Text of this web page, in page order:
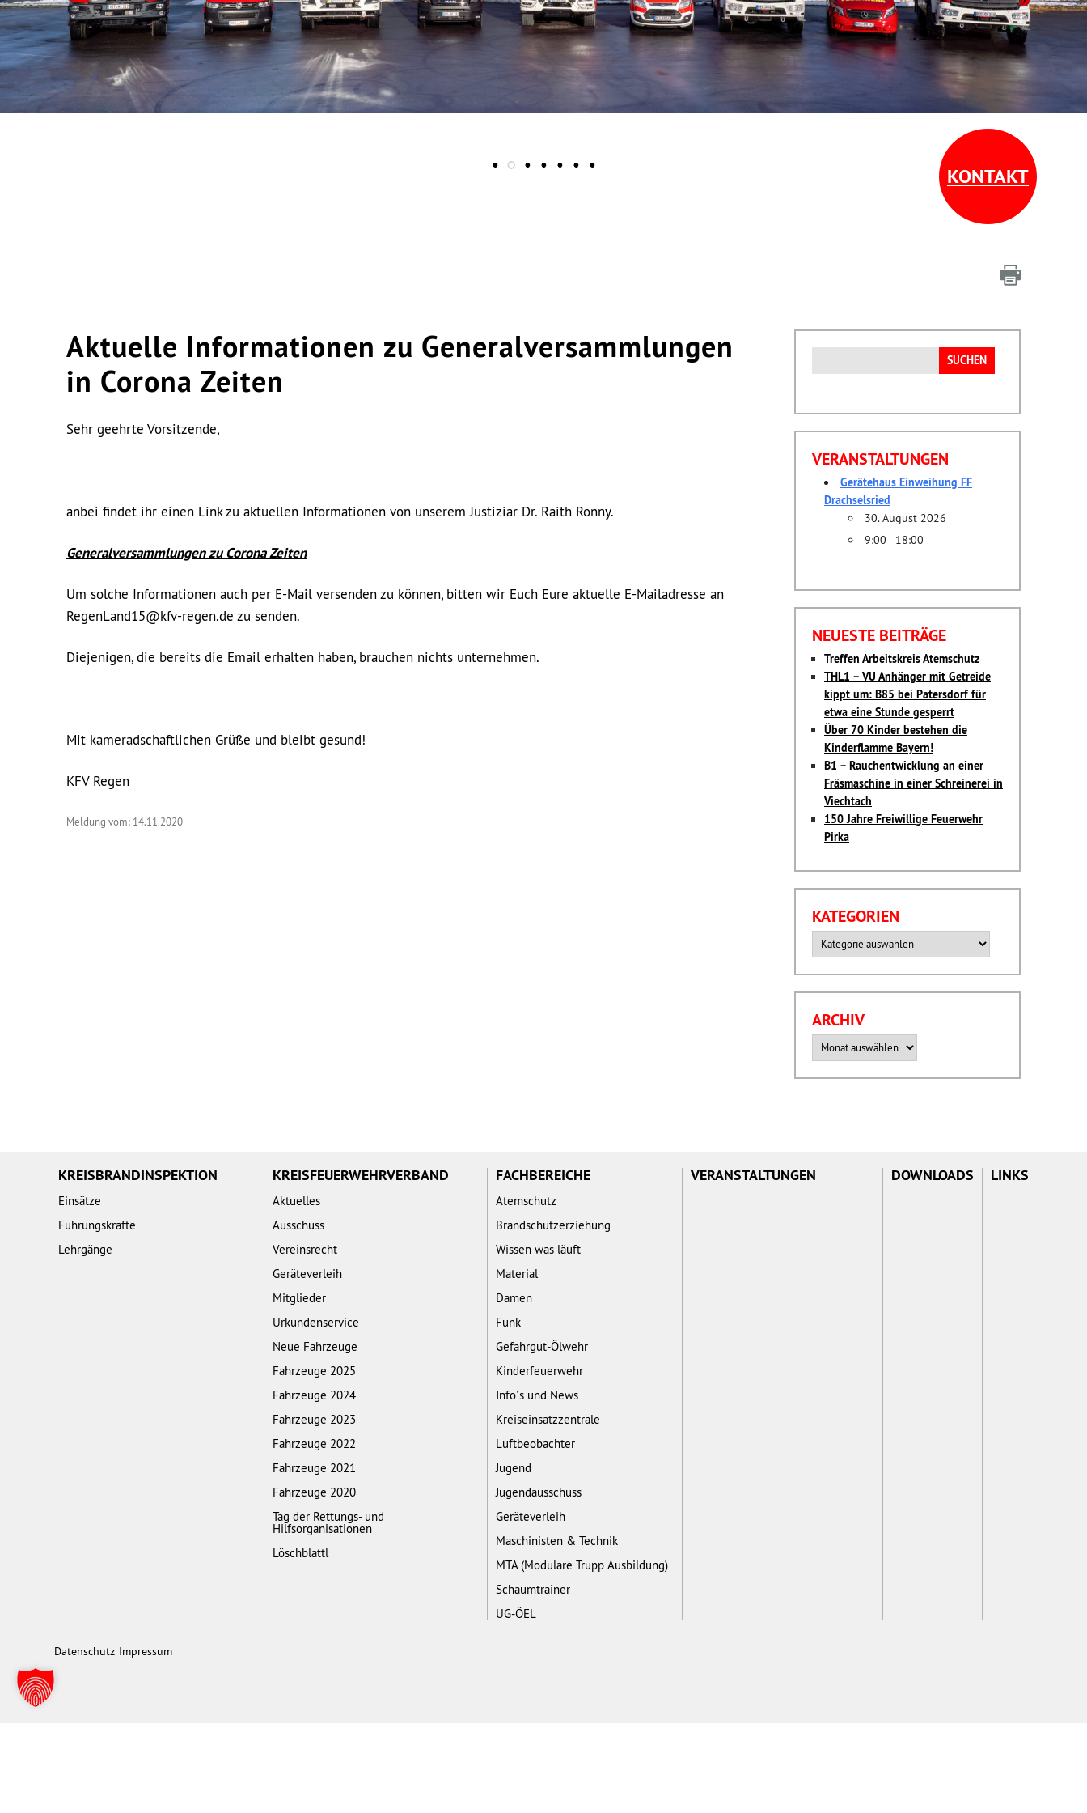
KONTAKT
Aktuelle Informationen zu Generalversammlungen
in Corona Zeiten
Sehr geehrte Vorsitzende,
anbei findet ihr einen Link zu aktuellen Informationen von unserem Justiziar Dr. Raith Ronny.
Generalversammlungen zu Corona Zeiten
Um solche Informationen auch per E-Mail versenden zu können, bitten wir Euch Eure aktuelle E-Mailadresse an
RegenLand15@kfv-regen.de zu senden.
Diejenigen, die bereits die Email erhalten haben, brauchen nichts unternehmen.
Mit kameradschaftlichen Grüße und bleibt gesund!
KFV Regen
Meldung vom: 14.11.2020
nach:
VERANSTALTUNGEN
Gerätehaus Einweihung FF
Drachselsried
30. August 2026
9:00 - 18:00
NEUESTE BEITRÄGE
Treffen Arbeitskreis Atemschutz
THL1 – VU Anhänger mit Getreide
kippt um: B85 bei Patersdorf für
etwa eine Stunde gesperrt
Über 70 Kinder bestehen die
Kinderflamme Bayern!
B1 – Rauchentwicklung an einer
Fräsmaschine in einer Schreinerei in
Viechtach
150 Jahre Freiwillige Feuerwehr
Pirka
KATEGORIEN
Kategorien
ARCHIV
Archiv
KREISBRANDINSPEKTION
Einsätze
Führungskräfte
Lehrgänge
KREISFEUERWEHRVERBAND
Aktuelles
Ausschuss
Vereinsrecht
Geräteverleih
Mitglieder
Urkundenservice
Neue Fahrzeuge
Fahrzeuge 2025
Fahrzeuge 2024
Fahrzeuge 2023
Fahrzeuge 2022
Fahrzeuge 2021
Fahrzeuge 2020
Tag der Rettungs- und
Hilfsorganisationen
Löschblattl
FACHBEREICHE
Atemschutz
Brandschutzerziehung
Wissen was läuft
Material
Damen
Funk
Gefahrgut-Ölwehr
Kinderfeuerwehr
Info´s und News
Kreiseinsatzzentrale
Luftbeobachter
Jugend
Jugendausschuss
Geräteverleih
Maschinisten & Technik
MTA (Modulare Trupp Ausbildung)
Schaumtrainer
UG-ÖEL
VERANSTALTUNGEN DOWNLOADS LINKS
Datenschutz Impressum